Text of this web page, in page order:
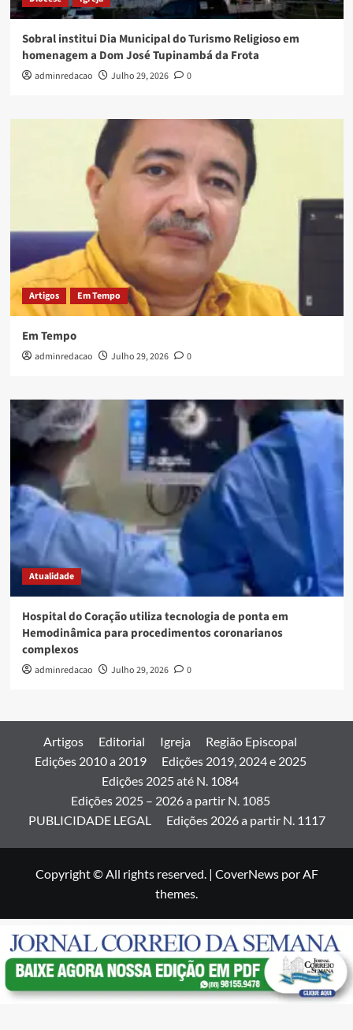
Sobral institui Dia Municipal do Turismo Religioso em
homenagem a Dom José Tupinambá da Frota
adminredacao Julho 29, 2026 0
Artigos Em Tempo
Em Tempo
adminredacao Julho 29, 2026 0
Atualidade
Hospital do Coração utiliza tecnologia de ponta em
Hemodinâmica para procedimentos coronarianos
complexos
adminredacao Julho 29, 2026 0
Artigos Editorial Igreja
Região Episcopal
Edições 2010 a 2019
Edições 2019, 2024 e 2025
Edições 2025 até N. 1084
Edições 2025 – 2026 a partir N. 1085
PUBLICIDADE LEGAL
Edições 2026 a partir N. 1117
Copyright © All rights reserved. | CoverNewspor AF
themes.